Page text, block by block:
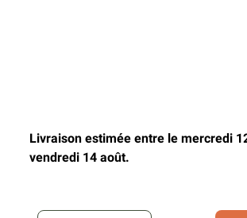
Livraison estimée entre le mercredi
vendredi 14 août.